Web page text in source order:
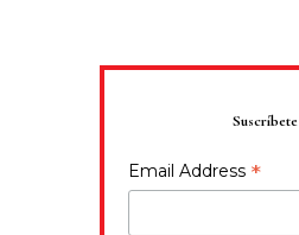
Suscríbete
Email Address *